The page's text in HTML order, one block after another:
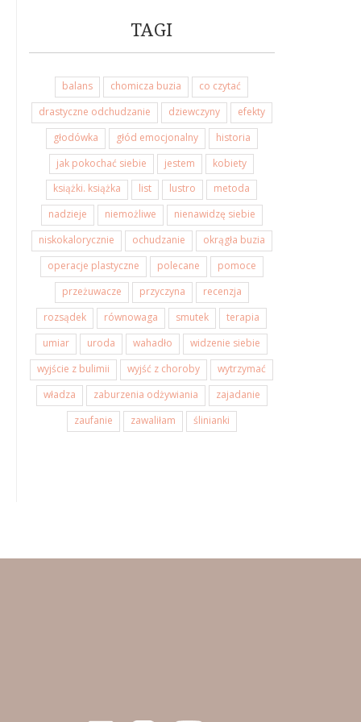
TAGI
balans chomicza buzia
co czytać
drastyczne odchudzanie
dziewczyny
efekty
głodówka
głód emocjonalny
historia
jak pokochać siebie
jestem
kobiety
książki. książka
list lustro
metoda
nadzieje
niemożliwe
nienawidzę siebie
niskokalorycznie
ochudzanie
okrągła buzia
operacje plastyczne
polecane
pomoce
przeżuwacze
przyczyna
recenzja
rozsądek
równowaga smutek
terapia
umiar
uroda wahadło
widzenie siebie
wyjście z bulimii
wyjść z choroby
wytrzymać
władza
zaburzenia odżywiania
zajadanie
zaufanie
zawaliłam ślinianki